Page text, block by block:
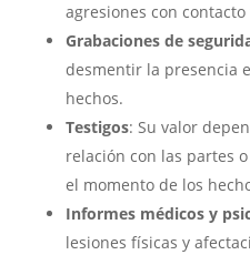
agresiones con
Grabaciones de
desmentir la presencia
hechos.
Testigos: Su valor
relación con las partes
el momento de los
Informes médicos y
lesiones físicas y